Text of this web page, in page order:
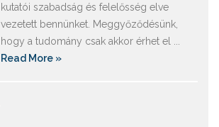
kutatói szabadság és felelősség elve
vezetett bennünket. Meggyőződésünk,
hogy a tudomány csak akkor érhet el ...
Read More »